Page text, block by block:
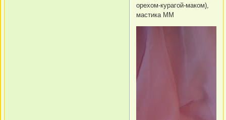
орехом-курагой-маком),
мастика ММ